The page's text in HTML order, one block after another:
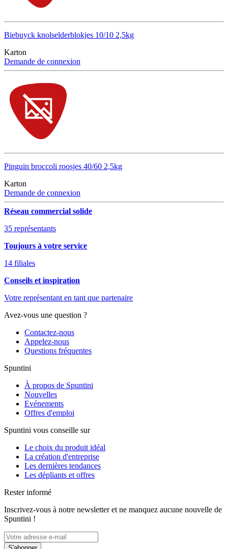
Biebuyck knolselderblokjes 10/10 2,5kg
Karton
Demande de connexion
Pinguin broccoli roosjes 40/60 2,5kg
Karton
Demande de connexion
Réseau commercial solide
35 représentants
Toujours à votre service
14 filiales
Conseils et inspiration
Votre représentant en tant que partenaire
Avez-vous une question ?
Contactez-nous
Appelez-nous
Questions fréquentes
Spuntini
À propos de Spuntini
Nouvelles
Evénements
Offres d'emploi
Spuntini vous conseille sur
Le choix du produit idéal
La création d'entreprise
Les dernières tendances
Les dépliants et offres
Rester informé
Inscrivez-vous à notre newsletter et ne manquez aucune nouvelle de
Spuntini !